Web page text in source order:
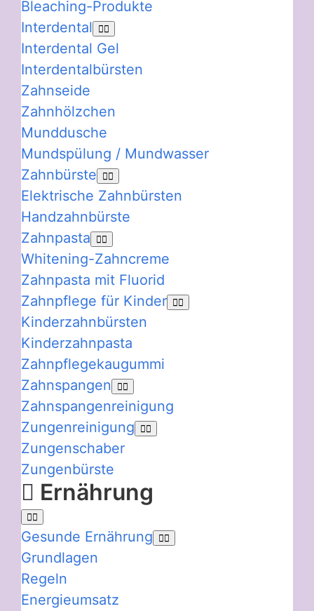
Bleaching-Produkte
Interdental
Interdental Gel
Interdentalbürsten
Zahnseide
Zahnhölzchen
Munddusche
Mundspülung / Mundwasser
Zahnbürste
Elektrische Zahnbürsten
Handzahnbürste
Zahnpasta
Whitening-Zahncreme
Zahnpasta mit Fluorid
Zahnpflege für Kinder
Kinderzahnbürsten
Kinderzahnpasta
Zahnpflegekaugummi
Zahnspangen
Zahnspangenreinigung
Zungenreinigung
Zungenschaber
Zungenbürste
Ernährung
Gesunde Ernährung
Grundlagen
Regeln
Energieumsatz